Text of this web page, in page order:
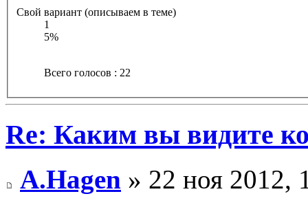
Свой вариант (описываем в теме)
1
5%
Всего голосов : 22
Re: Каким вы видите
A.Hagen » 22 ноя 2012,